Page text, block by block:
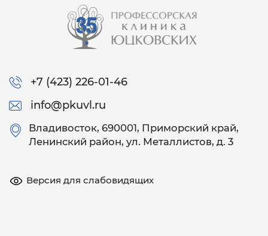
+7 (423) 226-01-46
info@pkuvl.ru
Владивосток, 690001, Приморский край,
Ленинский район, ул. Металлистов, д. 3
Версия для слабовидящих